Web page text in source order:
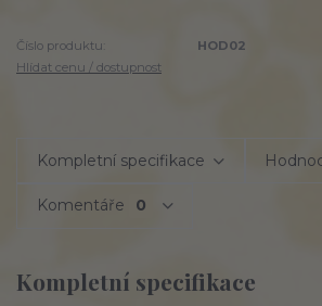
Číslo produktu:
HOD02
Hlídat cenu / dostupnost
Kompletní specifikace
Komentáře 0
Kompletní specifikace